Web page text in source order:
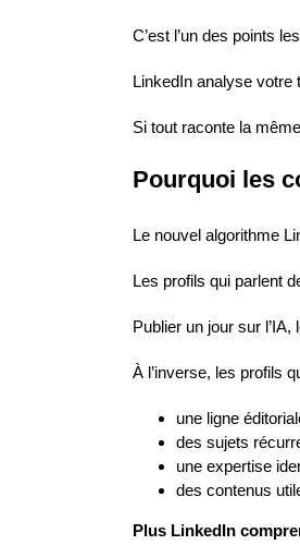
C’est l’un des points
LinkedIn analyse
Si tout raconte la
Pourquoi les
Le nouvel algorithme
Les profils qui parlent
Publier un jour sur
À l’inverse, les profils
une ligne
des sujets
une expertise
des contenus
Plus LinkedIn